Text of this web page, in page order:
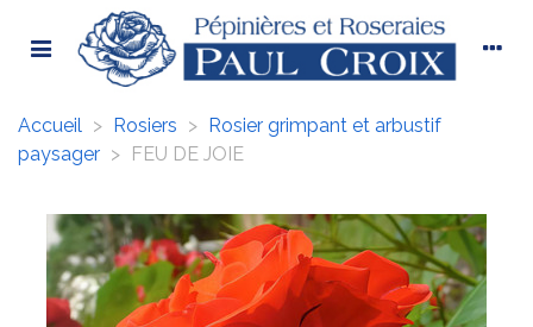
Accueil > Rosiers > Rosier grimpant et arbustif
paysager > FEU DE JOIE